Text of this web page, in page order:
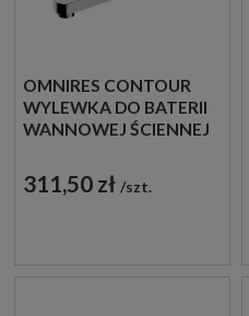
OMNIRES CONTOUR
WYLEWKA DO BATERII
WANNOWEJ ŚCIENNEJ
WDCONTOURCR
311,50 zł szt.